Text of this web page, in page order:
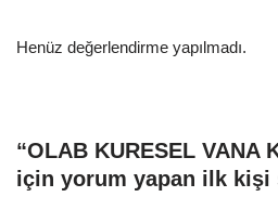
Henüz değerlendirme yapılmadı.
“OLAB KURESEL VANA
için yorum yapan ilk kişi